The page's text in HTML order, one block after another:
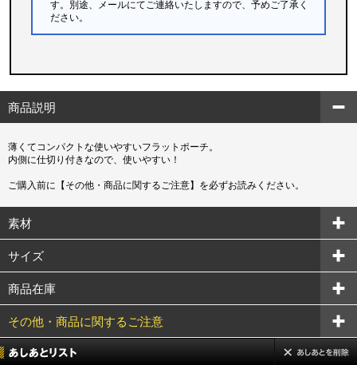
す。別途、メールにてご連絡いたしますので、予めご了承く
ださい。
商品説明
薄くてコンパクトな使いやすいフラットポーチ。
内側に仕切り付きなので、使いやすい！
ご購入前に【その他・商品に関するご注意】を必ずお読みください。
素材
サイズ
商品在庫
その他・商品に関するご注意